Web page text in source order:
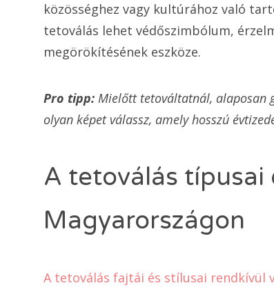
közösséghez vagy kultúrához való
tetoválás lehet védőszimbólum,
megörökítésének eszköze.
Pro tipp: Mielőtt tetováltatnál, alaposan
olyan képet válassz, amely hosszú
A tetoválás típusai
Magyarországon
A tetoválás fajtái és stílusai rendkívül